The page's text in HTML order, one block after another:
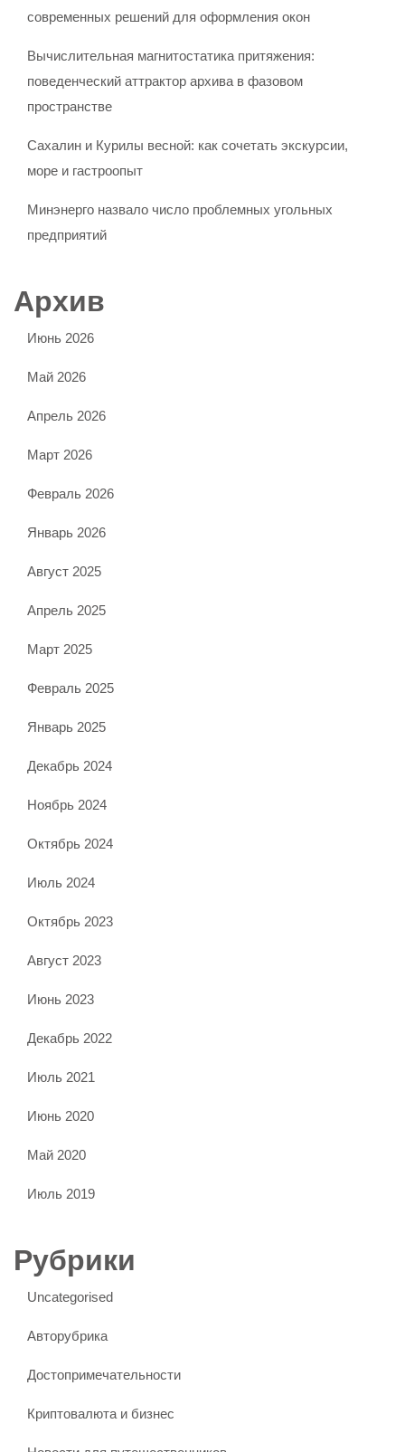
современных решений для оформления окон
Вычислительная магнитостатика притяжения:
поведенческий аттрактор архива в фазовом
пространстве
Сахалин и Курилы весной: как сочетать экскурсии,
море и гастроопыт
Минэнерго назвало число проблемных угольных
предприятий
Архив
Июнь 2026
Май 2026
Апрель 2026
Март 2026
Февраль 2026
Январь 2026
Август 2025
Апрель 2025
Март 2025
Февраль 2025
Январь 2025
Декабрь 2024
Ноябрь 2024
Октябрь 2024
Июль 2024
Октябрь 2023
Август 2023
Июнь 2023
Декабрь 2022
Июль 2021
Июнь 2020
Май 2020
Июль 2019
Рубрики
Uncategorised
Авторубрика
Достопримечательности
Криптовалюта и бизнес